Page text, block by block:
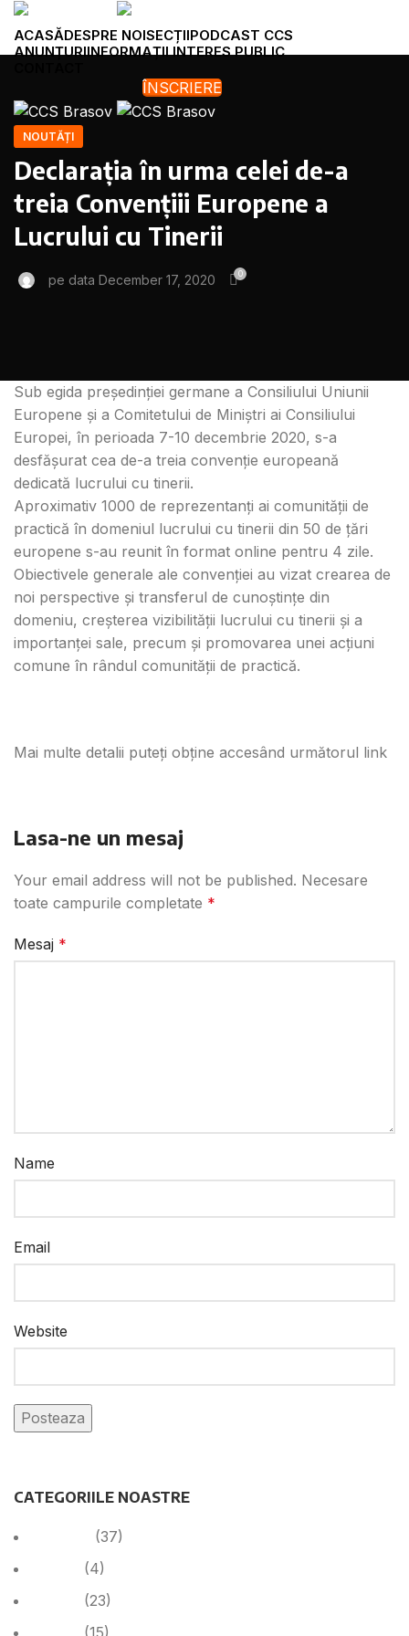
ACASĂDESPRE NOISECȚIIPODCAST CCS
ANUNȚURIINFORMAȚII INTERES PUBLIC
ÎNSCRIERE
Menu
NOUTĂȚI
Declarația în urma celei de-a
treia Convențiii Europene a
Lucrului cu Tinerii
pe data December 17, 2020 0
Sub egida președinției germane a Consiliului Uniunii
Europene și a Comitetului de Miniștri ai Consiliului
Europei, în perioada 7-10 decembrie 2020, s-a
desfășurat cea de-a treia convenție europeană
dedicată lucrului cu tinerii.
Aproximativ 1000 de reprezentanți ai comunității de
practică în domeniul lucrului cu tinerii din 50 de țări
europene s-au reunit în format online pentru 4 zile.
Obiectivele generale ale convenției au vizat crearea de
noi perspective și transferul de cunoștințe din
domeniu, creșterea vizibilității lucrului cu tinerii și a
importanței sale, precum și promovarea unei acțiuni
comune în rândul comunității de practică.
Mai multe detalii puteți obține accesând următorul link
Lasa-ne un mesaj
Your email address will not be published. Necesare
toate campurile completate *
Mesaj *
Name
Email
Website
CATEGORIILE NOASTRE
(37)
(4)
(23)
(15)